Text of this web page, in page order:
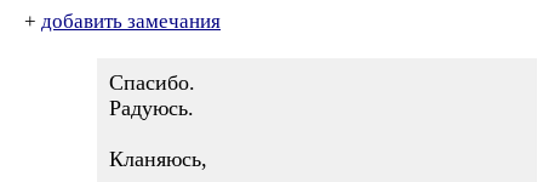
+ добавить замечания
Спасибо.
Радуюсь.
Кланяюсь,